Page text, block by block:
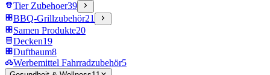
Tier Zubehoer39
BBQ-Grillzubehör21
Samen Produkte20
Decken19
Duftbaum8
Werbemittel Fahrradzubehör5